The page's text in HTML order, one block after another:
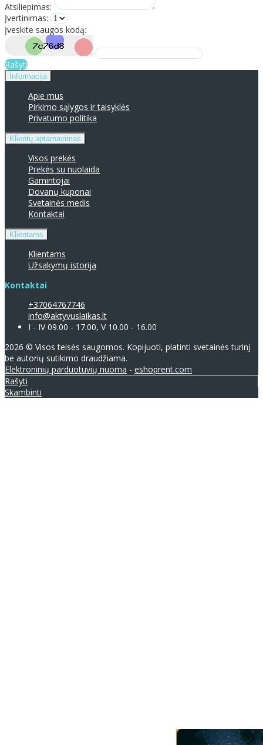
Atsiliepimas:
Įvertinimas:
Įveskite saugos kodą:
Rašyti
Informacija
Apie mus
Pirkimo sąlygos ir taisyklės
Privatumo politika
Klientų aptarnavimas
Visos prekės
Prekės su nuolaida
Gamintojai
Dovanų kuponai
Svetainės medis
Kontaktai
Klientams
Klientams
Užsakymų istorija
Kontaktai
+37064767746
info@aktyvuslaikas.lt
I - IV 09.00 - 17.00, V 10.00 - 16.00
2026 © Visos teisės saugomos. Kopijuoti, platinti svetainės turinį
be autorių sutikimo draudžiama.
Elektroninių parduotuvių nuoma - eshoprent.com
Rašyti
Skambinti